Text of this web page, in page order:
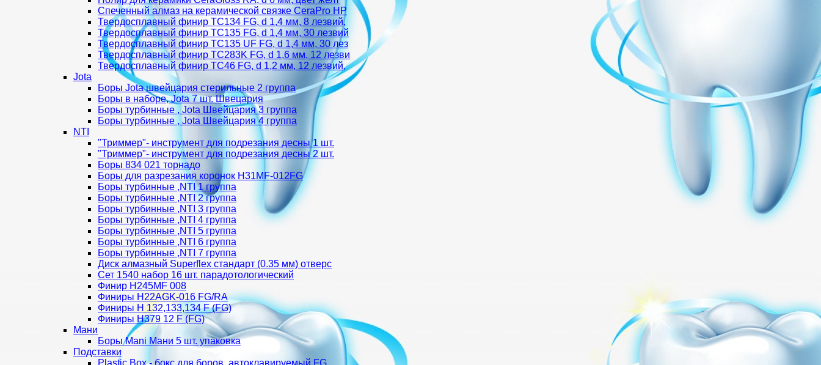
Спеченный алмаз на керамической связке CeraPro HP
Твердосплавный финир TC134 FG, d 1,4 мм, 8 лезвий,
Твердосплавный финир TC135 FG, d 1,4 мм, 30 лезвий
Твердосплавный финир TC135 UF FG, d 1,4 мм, 30 лез
Твердосплавный финир TC283K FG, d 1,6 мм, 12 лезви
Твердосплавный финир TC46 FG, d 1,2 мм, 12 лезвий,
Jota
Боры Jota швейцария стерильные 2 группа
Боры в наборе, Jota 7 шт. Швецария
Боры турбинные , Jota Швейцария 3 группа
Боры турбинные , Jota Швейцария 4 группа
NTI
"Триммер"- инструмент для подрезания десны 1 шт.
"Триммер"- инструмент для подрезания десны 2 шт.
Боры 834 021 торнадо
Боры для разрезания коронок H31MF-012FG
Боры турбинные ,NTI 1 группа
Боры турбинные ,NTI 2 группа
Боры турбинные ,NTI 3 группа
Боры турбинные ,NTI 4 группа
Боры турбинные ,NTI 5 группа
Боры турбинные ,NTI 6 группа
Боры турбинные ,NTI 7 группа
Диск алмазный Superflex стандарт (0.35 мм) отверс
Сет 1540 набор 16 шт. парадотологический
Финир H245MF 008
Финиры H22AGK-016 FG/RA
Финиры Н 132,133,134 F (FG)
Финиры Н379 12 F (FG)
Мани
Боры Mani Мани 5 шт. упаковка
Подставки
Plastic Box - бокс для боров, автоклавируемый FG